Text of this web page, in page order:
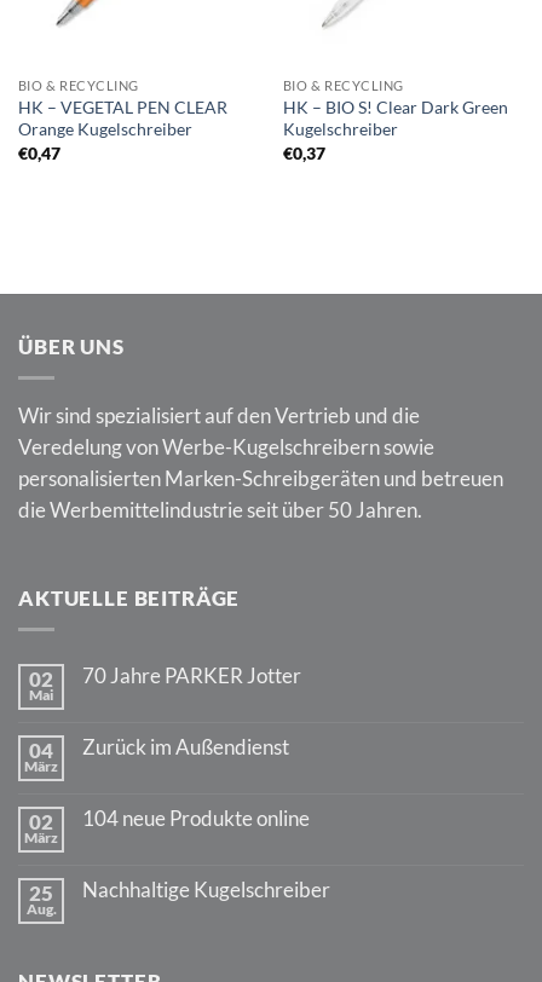
BIO & RECYCLING
HK – VEGETAL PEN CLEAR
Orange Kugelschreiber
€0,47
BIO & RECYCLING
HK – BIO S! Clear Dark Green
Kugelschreiber
€0,37
ÜBER UNS
Wir sind spezialisiert auf den Vertrieb und die
Veredelung von Werbe-Kugelschreibern sowie
personalisierten Marken-Schreibgeräten und betreuen
die Werbemittelindustrie seit über 50 Jahren.
AKTUELLE BEITRÄGE
02
Mai
70 Jahre PARKER Jotter
70
04
März
Zurück im Außendienst
Zurück
02
März
104 neue Produkte online
104
25
Aug.
Nachhaltige Kugelschreiber